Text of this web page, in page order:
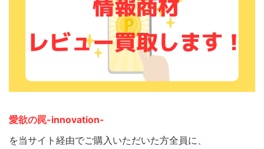
愛欲の罠-innovation-
を当サイト経由でご購入いただいた方全員に、